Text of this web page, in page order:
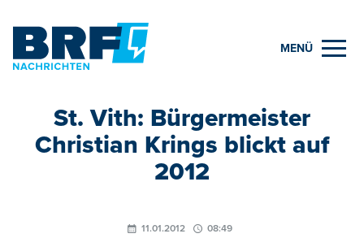
MENÜ
St. Vith: Bürgermeister
Christian Krings blickt auf
2012
11.01.2012 08:49